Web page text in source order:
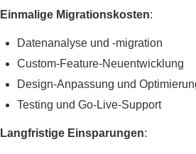
Einmalige Migrationskosten:
Datenanalyse und -migration
Custom-Feature-Neuentwicklung
Design-Anpassung und
Testing und Go-Live-Support
Langfristige Einsparungen: